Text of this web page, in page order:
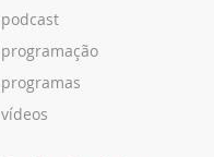
podcast
programação
programas
vídeos